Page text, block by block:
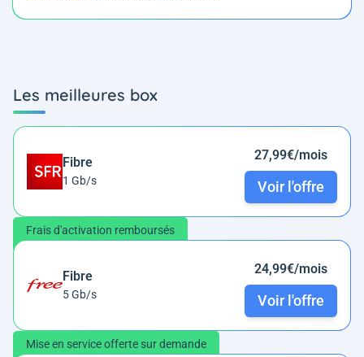
Les meilleures box
Fibre
1 Gb/s
27,99€/mois
Voir l'offre
Frais d'activation remboursés
Fibre
5 Gb/s
24,99€/mois
Voir l'offre
Mise en service offerte sur demande